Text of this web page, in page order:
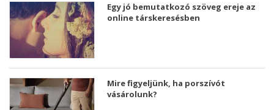
Egy jó bemutatkozó szöveg ereje az
online társkeresésben
Mire figyeljünk, ha porszívót
vásárolunk?